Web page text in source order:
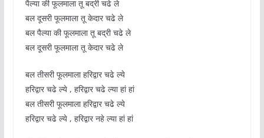
पैल्या की फूलमाला तू बद्री चढे ले
बल दूसरी फूलमाला तू केदार चढे ले
बल पैल्या की फूलमाला तू बद्री चढे ले
बल दूसरी फूलमाला तू केदार चढे ले
बल तीसरी फूलमाला हरिद्वार चढे ल्ये
हरिद्वार चढे ल्ये , हरिद्वार चढे ल्या हां हां
बल तीसरी फूलमाला हरिद्वार चढे ल्ये
हरिद्वार चढे ल्ये , हरिद्वार नहे ल्या हां हां